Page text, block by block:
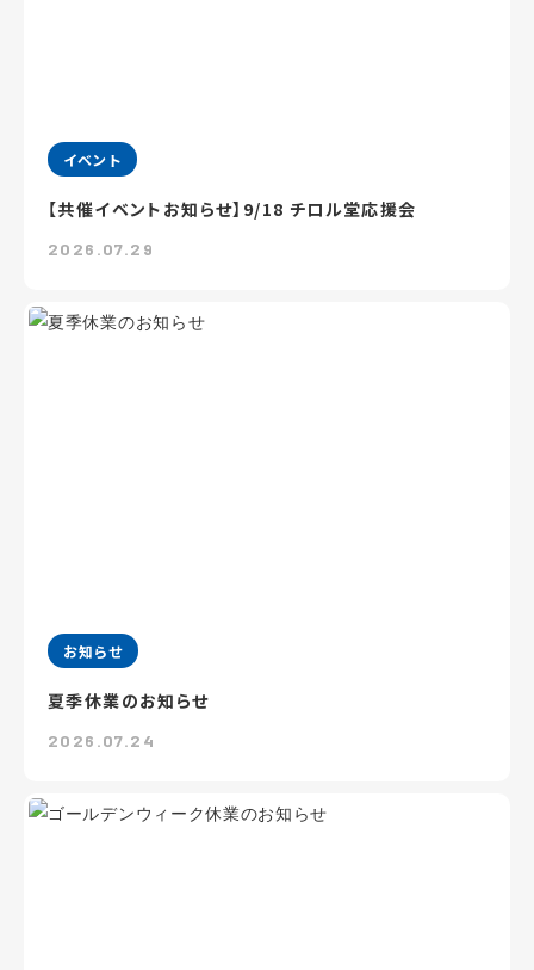
イベント
【共催イベントお知らせ】9/18 チロル堂応援会
2026.07.29
お知らせ
夏季休業のお知らせ
2026.07.24